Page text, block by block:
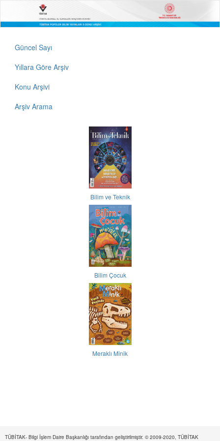
Güncel Sayı
Yıllara Göre Arşiv
Konu Arşivi
Arşiv Arama
Bilim ve Teknik
Bilim Çocuk
Meraklı Minik
TÜBİTAK- Bilgi İşlem Daire Başkanlığı tarafından geliştirilmiştir. © 2009-2020, TÜBİTAK